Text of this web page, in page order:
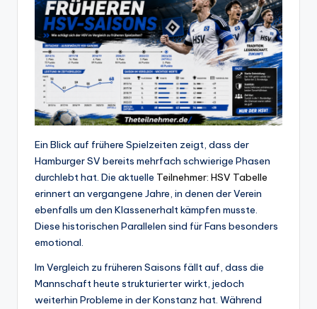
Ein Blick auf frühere Spielzeiten zeigt, dass der
Hamburger SV bereits mehrfach schwierige Phasen
durchlebt hat. Die aktuelle Teilnehmer: HSV Tabelle
erinnert an vergangene Jahre, in denen der Verein
ebenfalls um den Klassenerhalt kämpfen musste.
Diese historischen Parallelen sind für Fans besonders
emotional.
Im Vergleich zu früheren Saisons fällt auf, dass die
Mannschaft heute strukturierter wirkt, jedoch
weiterhin Probleme in der Konstanz hat. Während